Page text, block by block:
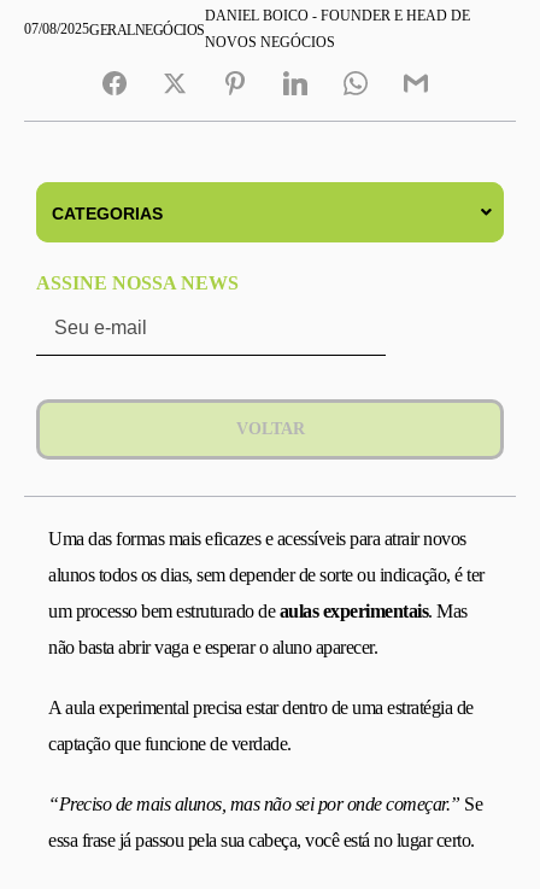
07/08/2025GERALNEGÓCIOS
DANIEL BOICO - FOUNDER E HEAD DE
NOVOS NEGÓCIOS
ASSINE NOSSA NEWS
VOLTAR
Uma das formas mais eficazes e acessíveis para atrair novos
alunos todos os dias, sem depender de sorte ou indicação, é ter
um processo bem estruturado deaulas experimentais. Mas
não basta abrir vaga e esperar o aluno aparecer.
A aula experimental precisa estar dentro de uma estratégia de
captação que funcione de verdade.
“Preciso de mais alunos, mas não sei por onde começar.” Se
essa frase já passou pela sua cabeça, você está no lugar certo.